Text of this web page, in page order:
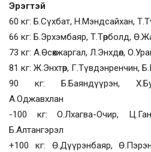
Эрэгтэй
60 кг: Б.Сүхбат, Н.Мэндсайхан,
66 кг: Б.Эрхэмбаяр, Т.Төрболд,
73 кг: А.Өсөхжаргал, Л.Энхдөл,
81 кг: Ж.Энхтөр, Г.Түвдэнренчин,
90 кг: Б.Баяндүүрэн,
А.Оджавхлан
-100 кг: О.Лхагва-Очир,
Б.Алтангэрэл
+100 кг: Ө.Дүүрэнбаяр,